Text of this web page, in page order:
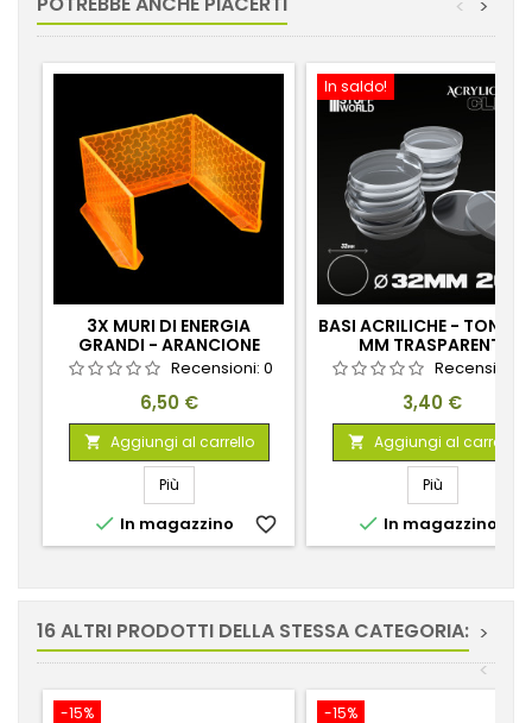
>
<
3X MURI DI ENERGIA
GRANDI - ARANCIONE
FLUORESCENTE
Recensioni: 0
Prezzo
6,50 €
 Aggiungi al carrello
Più
 In magazzino favorite_border
In saldo!
BASI ACRILICHE - TONDE
MM TRASPARENTI
Recensioni:
Prezzo
3,40 €
 Aggiungi al carrello
Più
 In magazzino
16 ALTRI PRODOTTI DELLA STESSA CATEGORIA: >
<
-15%
-15%